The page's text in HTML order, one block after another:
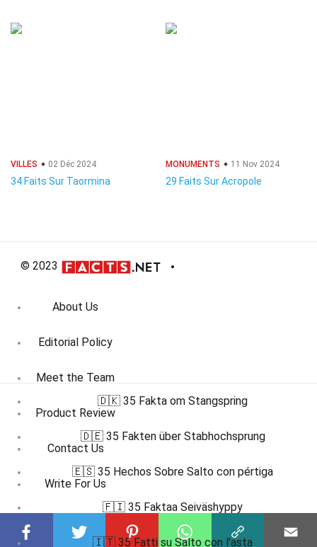
VILLES 02 Déc 2024
34 Faits Sur Taormina
MONUMENTS 11 Nov 2024
29 Faits Sur Acropole
© 2023
About Us
Editorial Policy
Meet the Team
Product Review
Contact Us
Write For Us
🇩🇰 35 Fakta om Stangspring
🇩🇪 35 Fakten über Stabhochsprung
🇪🇸 35 Hechos Sobre Salto con pértiga
🇫🇮 35 Faktaa Seiväshyppy
🇮🇹 35 Fatti su Salto con l'asta